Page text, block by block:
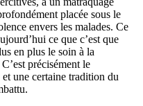
placée sous le
envers les malades. Ce
ce que c’est que
en plus le soin à la
précisément le
une certaine tradition du